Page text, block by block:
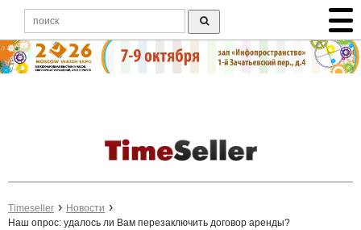
Timeseller
Новости
Наш опрос: удалось ли Вам перезаключить договор аренды?